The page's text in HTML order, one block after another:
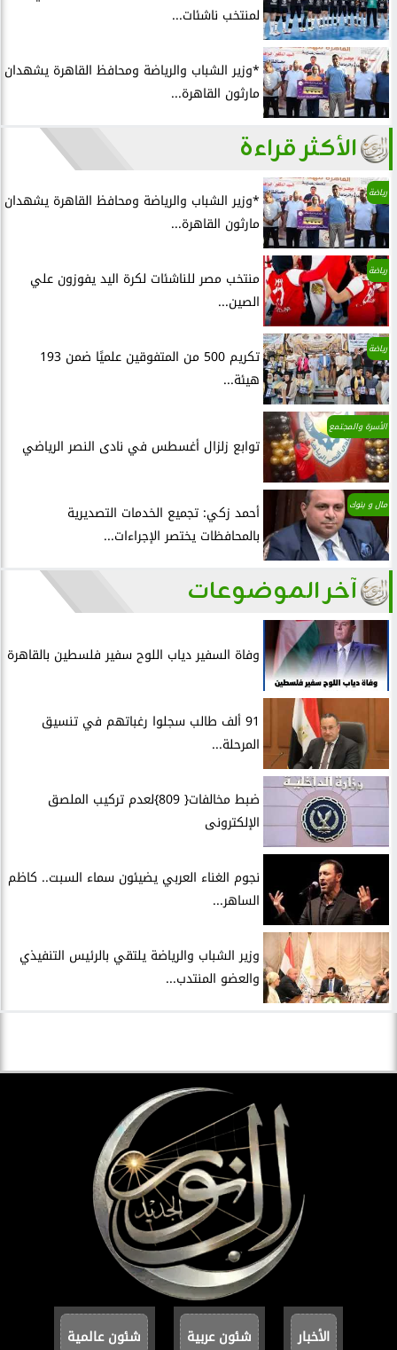
لمنتخب ناشئات...
*وزير الشباب والرياضة ومحافظ القاهرة يشهدان
مارثون القاهرة...
الأكثر قراءة
رياضة
*وزير الشباب والرياضة ومحافظ القاهرة يشهدان
مارثون القاهرة...
رياضة
منتخب مصر للناشئات لكرة اليد يفوزون علي
الصين...
رياضة
تكريم 500 من المتفوقين علميًا ضمن 193
هيئة...
الأسرة والمجتمع
توابع زلزال أغسطس في نادى النصر الرياضي
مال و بنوك
أحمد زكي: تجميع الخدمات التصديرية
بالمحافظات يختصر الإجراءات...
آخر الموضوعات
وفاة السفير دياب اللوح سفير فلسطين بالقاهرة
91 ألف طالب سجلوا رغباتهم في تنسيق
المرحلة...
ضبط مخالفات{ 809}لعدم تركيب الملصق
الإلكترونى
نجوم الغناء العربي يضيئون سماء السبت.. كاظم
الساهر...
وزير الشباب والرياضة يلتقي بالرئيس التنفيذي
والعضو المنتدب...
الأخبار شئون عربية شئون عالمية